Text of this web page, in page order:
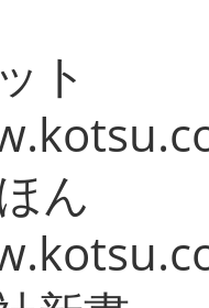
ト
ん